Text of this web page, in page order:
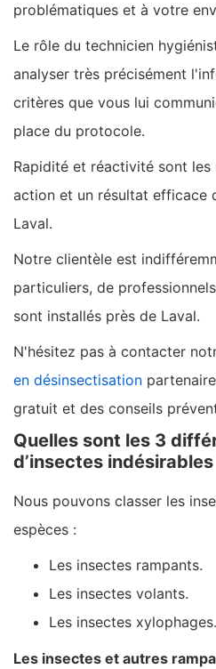
problématiques et à votre
Le rôle du technicien
analyser très précisément
critères que vous lui
place du protocole.
Rapidité et réactivité sont
action et un résultat efficace
Laval.
Notre clientèle est
particuliers, de
sont installés près de Laval.
N'hésitez pas à contacter
en désinsectisation
gratuit et des conseils
Quelles sont les 3
d’insectes indésirables
Nous pouvons classer les
espèces :
Les insectes rampants.
Les insectes volants.
Les insectes xylophages.
Les insectes et autres